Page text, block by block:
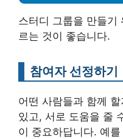
스터디 그룹을 만들기
르는 것이 좋습니다.
참여자 선정하기
어떤 사람들과 함께
있고, 서로 도움을 줄
이 중요하답니다. 예